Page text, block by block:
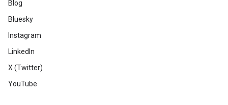
Blog
Bluesky
Instagram
LinkedIn
X (Twitter)
YouTube